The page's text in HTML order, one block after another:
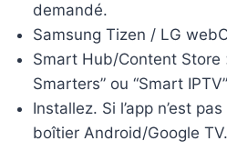
demandé.
Samsung Tizen / LG
Smart Hub/Content Store
Smarters” ou “Smart
Installez. Si l’app n’est
boîtier Android/Google TV.